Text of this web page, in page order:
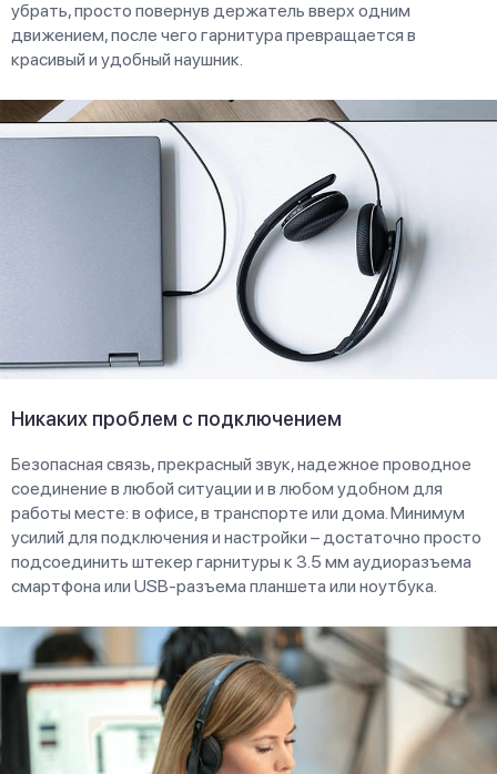
убрать, просто повернув держатель вверх одним
движением, после чего гарнитура превращается в
красивый и удобный наушник.
Никаких проблем с подключением
Безопасная связь, прекрасный звук, надежное проводное
соединение в любой ситуации и в любом удобном для
работы месте: в офисе, в транспорте или дома. Минимум
усилий для подключения и настройки – достаточно просто
подсоединить штекер гарнитуры к 3.5 мм аудиоразъема
смартфона или USB-разъема планшета или ноутбука.